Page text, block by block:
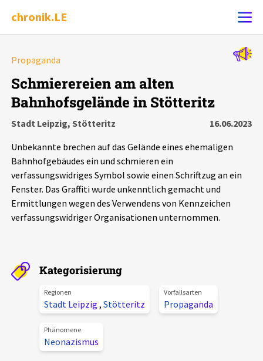
chronik.LE
Chronik
Leipziger Zustände
Schlaglichter
Aktuelles
Alle Beiträge
Veranstaltungen
Pressemitteilungen
Über uns
Projektbeschreibung
Propaganda
Schmierereien am alten
Bahnhofsgelände in Stötteritz
Stadt Leipzig, Stötteritz
16.06.2023
Unbekannte brechen auf das Gelände eines ehemaligen
Bahnhofgebäudes ein und schmieren ein
verfassungswidriges Symbol sowie einen Schriftzug an ein
Fenster. Das Graffiti wurde unkenntlich gemacht und
Ermittlungen wegen des Verwendens von Kennzeichen
verfassungswidriger Organisationen unternommen.
Kategorisierung
Regionen
Stadt Leipzig , Stötteritz
Vorfallsarten
Propaganda
Phänomene
Neonazismus
Alle Ereignisse
7502Ereignisse
Ereignisse Statistik